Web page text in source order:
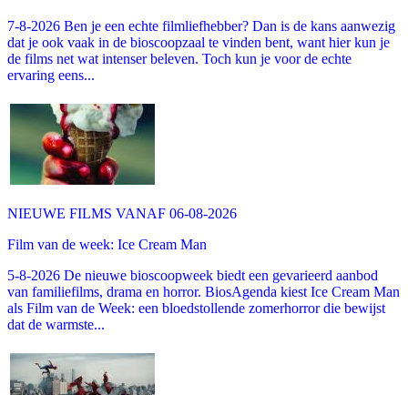
7-8-2026 Ben je een echte filmliefhebber? Dan is de kans aanwezig
dat je ook vaak in de bioscoopzaal te vinden bent, want hier kun je
de films net wat intenser beleven. Toch kun je voor de echte
ervaring eens...
NIEUWE FILMS VANAF 06-08-2026
Film van de week: Ice Cream Man
5-8-2026 De nieuwe bioscoopweek biedt een gevarieerd aanbod
van familiefilms, drama en horror. BiosAgenda kiest Ice Cream Man
als Film van de Week: een bloedstollende zomerhorror die bewijst
dat de warmste...